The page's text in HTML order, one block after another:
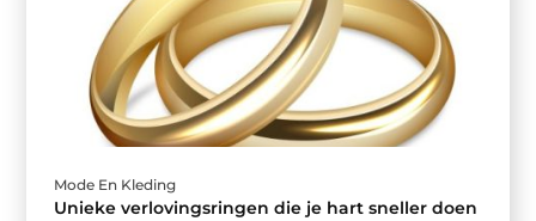
Mode En Kleding
Unieke verlovingsringen die je hart sneller doen